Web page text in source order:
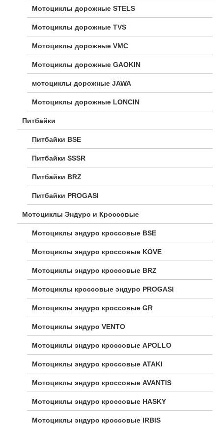
Мотоциклы дорожные STELS
Мотоциклы дорожные TVS
Мотоциклы дорожные VMC
Мотоциклы дорожные GAOKIN
мотоциклы дорожные JAWA
Мотоциклы дорожные LONCIN
Питбайки
Питбайки BSE
Питбайки SSSR
Питбайки BRZ
Питбайки PROGASI
Мотоциклы Эндуро и Кроссовые
Мотоциклы эндуро кроссовые BSE
Мотоциклы эндуро кроссовые KOVE
Мотоциклы эндуро кроссовые BRZ
Мотоциклы кроссовые эндуро PROGASI
Мотоциклы эндуро кроссовые GR
Мотоциклы эндуро VENTO
Мотоциклы эндуро кроссовые APOLLO
Мотоциклы эндуро кроссовые ATAKI
Мотоциклы эндуро кроссовые AVANTIS
Мотоциклы эндуро кроссовые HASKY
Мотоциклы эндуро кроссовые IRBIS